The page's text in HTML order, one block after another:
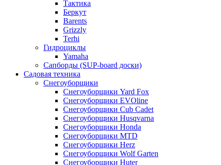
Тактика
Беркут
Barents
Grizzly
Terhi
Гидроциклы
Yamaha
Сапборды (SUP-board доски)
Садовая техника
Снегоуборщики
Снегоуборщики Yard Fox
Снегоуборщики EVOline
Снегоуборщики Cub Cadet
Снегоуборщики Husqvarna
Снегоуборщики Honda
Снегоуборщики MTD
Снегоуборщики Herz
Снегоуборщики Wolf Garten
Снегоуборщики Huter